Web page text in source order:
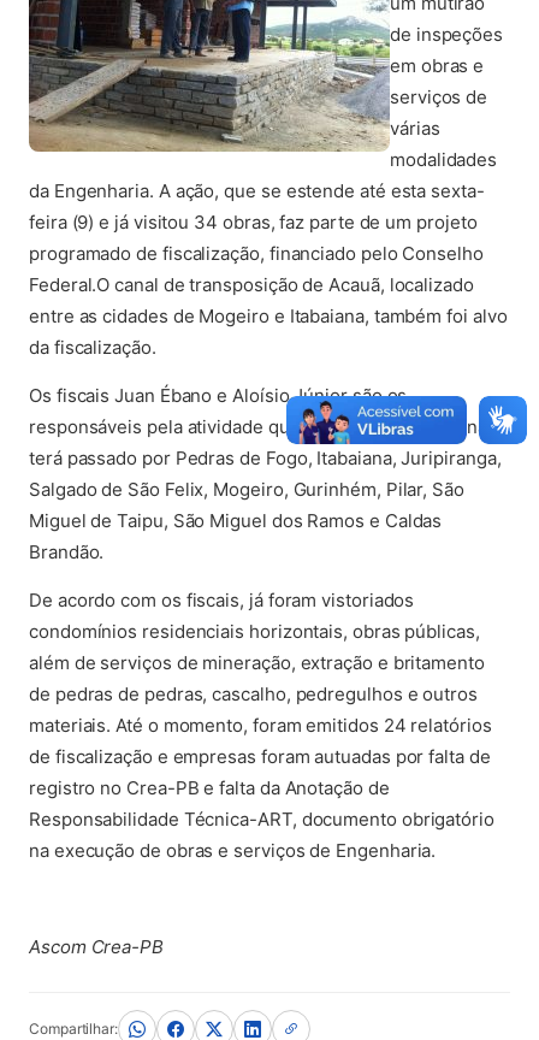
de inspeções
em obras e
serviços de
várias
modalidades
da Engenharia. A ação, que se estende até esta sexta-
feira (9) e já visitou 34 obras, faz parte de um projeto
programado de fiscalização, financiado pelo Conselho
Federal.O canal de transposição de Acauã, localizado
entre as cidades de Mogeiro e Itabaiana, também foi alvo
da fiscalização.
Os fiscais Juan Ébano e Aloísio Júnior são os
responsáveis pela atividade que, até o final da semana,
terá passado por Pedras de Fogo, Itabaiana, Juripiranga,
Salgado de São Felix, Mogeiro, Gurinhém, Pilar, São
Miguel de Taipu, São Miguel dos Ramos e Caldas
Brandão.
De acordo com os fiscais, já foram vistoriados
condomínios residenciais horizontais, obras públicas,
além de serviços de mineração, extração e britamento
de pedras de pedras, cascalho, pedregulhos e outros
materiais. Até o momento, foram emitidos 24 relatórios
de fiscalização e empresas foram autuadas por falta de
registro no Crea-PB e falta da Anotação de
Responsabilidade Técnica-ART, documento obrigatório
na execução de obras e serviços de Engenharia.
Ascom Crea-PB
Compartilhar: